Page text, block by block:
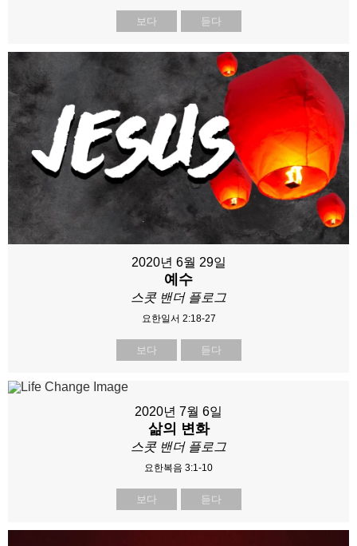
보다 듣다
2020년 6월 29일
예수
스콧 밴더 플로그
요한일서 2:18-27
보다 듣다
2020년 7월 6일
삶의 변화
스콧 밴더 플로그
요한복음 3:1-10
보다 듣다